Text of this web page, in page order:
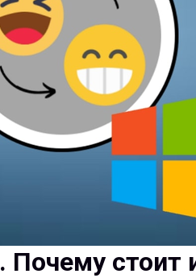
Почему стоит